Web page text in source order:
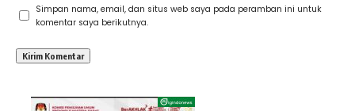
Simpan nama, email, dan situs web saya pada peramban ini untuk
komentar saya berikutnya.